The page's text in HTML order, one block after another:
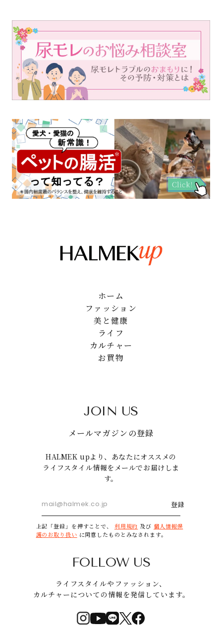
ホーム
ファッション
美と健康
ライフ
カルチャー
お買物
JOIN US
メールマガジンの登録
HALMEK upより、あなたにオススメの
ライフスタイル情報をメールでお届けしま
す。
登録
上記「登録」を押すことで、 利用規約 及び 個人情報保
護のお取り扱い に同意したものとみなされます。
FOLLOW US
ライフスタイルやファッション、
カルチャーについての情報を発信しています。